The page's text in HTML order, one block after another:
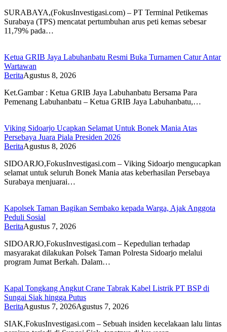
SURABAYA,(FokusInvestigasi.com) – PT Terminal Petikemas
Surabaya (TPS) mencatat pertumbuhan arus peti kemas sebesar
11,79% pada…
Ketua GRIB Jaya Labuhanbatu Resmi Buka Turnamen Catur Antar
Wartawan
BeritaAgustus 8, 2026
Ket.Gambar : Ketua GRIB Jaya Labuhanbatu Bersama Para
Pemenang Labuhanbatu – Ketua GRIB Jaya Labuhanbatu,…
Viking Sidoarjo Ucapkan Selamat Untuk Bonek Mania Atas
Persebaya Juara Piala Presiden 2026
BeritaAgustus 8, 2026
SIDOARJO,FokusInvestigasi.com – Viking Sidoarjo mengucapkan
selamat untuk seluruh Bonek Mania atas keberhasilan Persebaya
Surabaya menjuarai…
Kapolsek Taman Bagikan Sembako kepada Warga, Ajak Anggota
Peduli Sosial
BeritaAgustus 7, 2026
SIDOARJO,FokusInvestigasi.com – Kepedulian terhadap
masyarakat dilakukan Polsek Taman Polresta Sidoarjo melalui
program Jumat Berkah. Dalam…
Kapal Tongkang Angkut Crane Tabrak Kabel Listrik PT BSP di
Sungai Siak hingga Putus
BeritaAgustus 7, 2026Agustus 7, 2026
SIAK,FokusInvestigasi.com – Sebuah insiden kecelakaan lalu lintas